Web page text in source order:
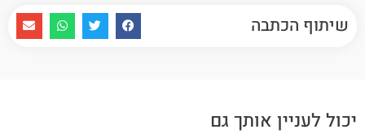
שיתוף הכתבה
יכול לעניין אותך גם